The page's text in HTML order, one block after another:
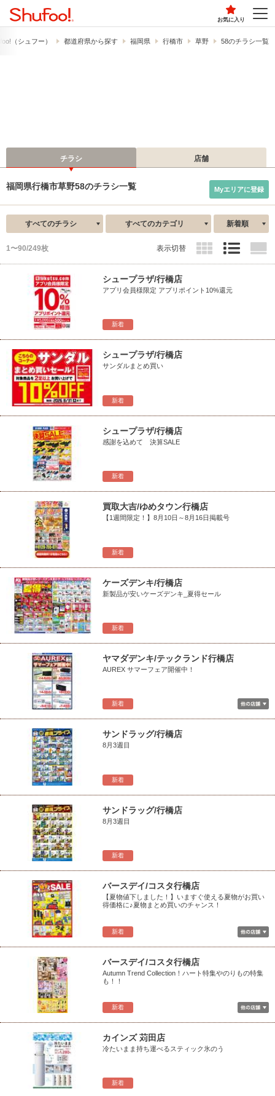
お気に入り
（シュフー） 都道府県から探す 福岡県 行橋市 草野 58のチラシ一覧
チラシ 店舗
福岡県行橋市草野58のチラシ一覧 Myエリアに登録
すべてのチラシ すべてのカテゴリ 新着順
1〜90/249枚 表示切替
新着
シュープラザ/行橋店
アプリ会員様限定 アプリポイント10%還元
新着
シュープラザ/行橋店
サンダルまとめ買い
新着
シュープラザ/行橋店
感謝を込めて 決算SALE
新着
買取大吉/ゆめタウン行橋店
【1週間限定！】8月10日～8月16日掲載号
新着
ケーズデンキ/行橋店
新製品が安いケーズデンキ_夏得セール
新着
ヤマダデンキ/テックランド行橋店
AUREX サマーフェア開催中！
新着
サンドラッグ/行橋店
8月3週目
新着
サンドラッグ/行橋店
8月3週目
新着
バースデイ/コスタ行橋店
【夏物値下しました！】いますぐ使える夏物がお買い
得価格に♪夏物まとめ買いのチャンス！
新着
バースデイ/コスタ行橋店
Autumn Trend Collection！ハート特集やのりもの特集
も！！
新着
カインズ 苅田店
冷たいまま持ち運べるスティック氷のう